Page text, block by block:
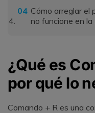
Cómo arreglar el
no funcione en la
¿Qué es
por qué lo
Comando + R es una